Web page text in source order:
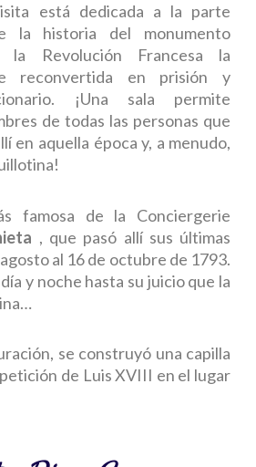
está dedicada a la parte
la historia del monumento
la Revolución Francesa la
reconvertida en prisión y
¡Una sala permite
de todas las personas que
en aquella época y, a menudo,
famosa de la Conciergerie
, que pasó allí sus últimas
al 16 de octubre de 1793.
y noche hasta su juicio que la
se construyó una capilla
de Luis XVIII en el lugar